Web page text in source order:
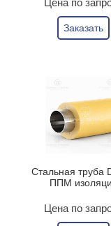
Цена по
Заказать
Стальная труба
ППМ
Цена по